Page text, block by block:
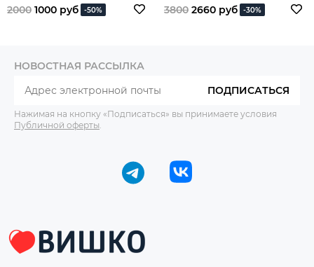
2000 1000 руб -50%
3800 2660 руб -30%
НОВОСТНАЯ РАССЫЛКА
ПОДПИСАТЬСЯ
Нажимая на кнопку «Подписаться» вы принимаете условия
Публичной оферты